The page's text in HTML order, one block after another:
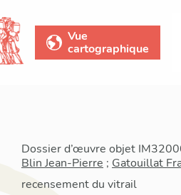
Vue
cartographique
Dossier d’œuvre objet
Blin Jean-Pierre ; Gatouillat
recensement du vitrail